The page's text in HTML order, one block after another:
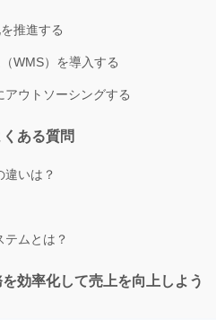
推進する
WMS）を導入する
アウトソーシングする
ある質問
違いは？
テムとは？
効率化して売上を向上しよう